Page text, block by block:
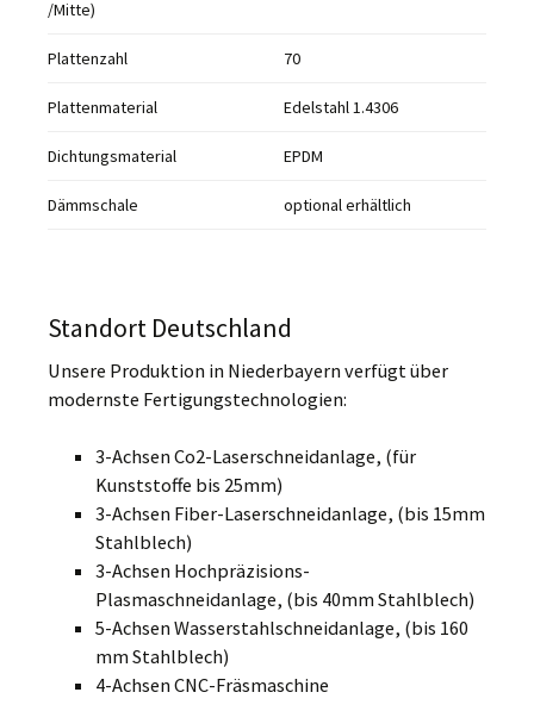
/Mitte)
Plattenzahl 70
Plattenmaterial Edelstahl 1.4306
Dichtungsmaterial EPDM
Dämmschale optional erhältlich
Standort Deutschland
Unsere Produktion in Niederbayern verfügt über
modernste Fertigungstechnologien:
3-Achsen Co2-Laserschneidanlage, (für
Kunststoffe bis 25mm)
3-Achsen Fiber-Laserschneidanlage, (bis 15mm
Stahlblech)
3-Achsen Hochpräzisions-
Plasmaschneidanlage, (bis 40mm Stahlblech)
5-Achsen Wasserstahlschneidanlage, (bis 160
mm Stahlblech)
4-Achsen CNC-Fräsmaschine